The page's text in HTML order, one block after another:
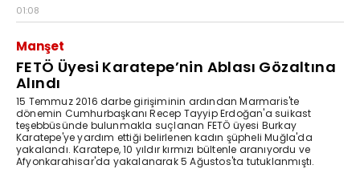
01:08
Manşet
FETÖ Üyesi Karatepe’nin Ablası Gözaltına
Alındı
15 Temmuz 2016 darbe girişiminin ardından Marmaris'te
dönemin Cumhurbaşkanı Recep Tayyip Erdoğan'a suikast
teşebbüsünde bulunmakla suçlanan FETÖ üyesi Burkay
Karatepe'ye yardım ettiği belirlenen kadın şüpheli Muğla'da
yakalandı. Karatepe, 10 yıldır kırmızı bültenle aranıyordu ve
Afyonkarahisar'da yakalanarak 5 Ağustos'ta tutuklanmıştı.